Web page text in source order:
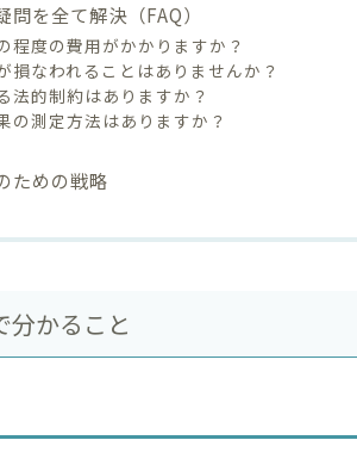
を全て解決（FAQ）
程度の費用がかかりますか？
なわれることはありませんか？
法的制約はありますか？
の測定方法はありますか？
ための戦略
分かること